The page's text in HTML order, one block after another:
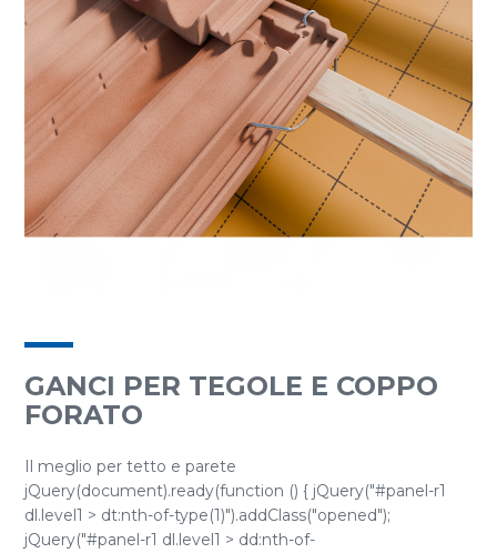
GANCI PER TEGOLE E COPPO
FORATO
Il meglio per tetto e parete
jQuery(document).ready(function () { jQuery("#panel-r1
dl.level1 > dt:nth-of-type(1)").addClass("opened");
jQuery("#panel-r1 dl.level1 > dd:nth-of-